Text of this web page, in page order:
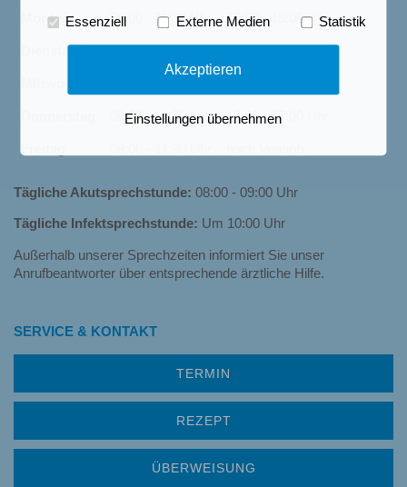
Montag 08:00 - 11:30 Uhr 16:00 - 18:00 Uhr
Dienstag
08:00 - 11:30 Uhr 16:00 - 17:00 Uhr
Tägliche Akutsprechstunde: 08:00 - 09:00 Uhr
Tägliche Infektsprechstunde: Um 10:00 Uhr
Außerhalb unserer Sprechzeiten informiert Sie unser
Anrufbeantworter über entsprechende ärztliche Hilfe.
SERVICE & KONTAKT
TERMIN
REZEPT
ÜBERWEISUNG
Essenziell Externe Medien Statistik
Akzeptieren
Einstellungen übernehmen